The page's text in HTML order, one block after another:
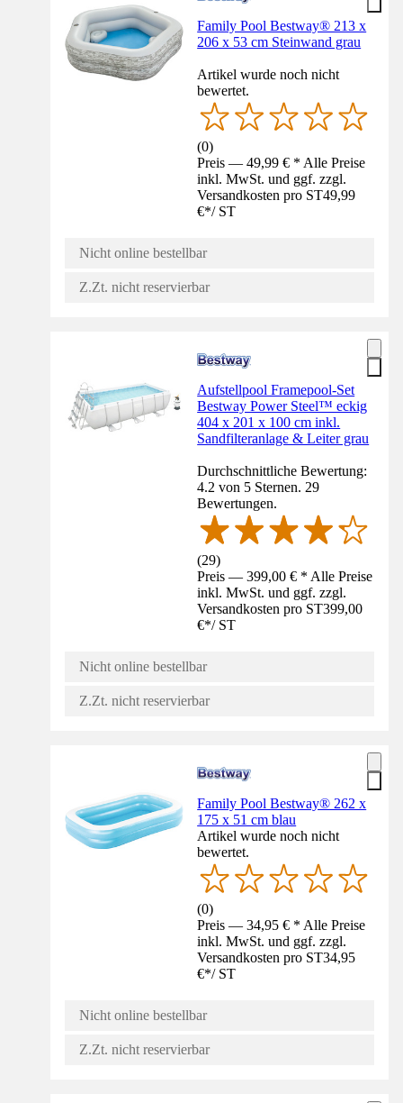
Family Pool Bestway® 213 x
206 x 53 cm Steinwand grau
Artikel wurde noch nicht
bewertet.
(0)
Preis — 49,99 € * Alle Preise
inkl. MwSt. und ggf. zzgl.
Versandkosten pro ST49,99
€*/ ST
Nicht online bestellbar
Z.Zt. nicht reservierbar
Aufstellpool Framepool-Set
Bestway Power Steel™ eckig
404 x 201 x 100 cm inkl.
Sandfilteranlage & Leiter grau
Durchschnittliche Bewertung:
4.2 von 5 Sternen. 29
Bewertungen.
(29)
Preis — 399,00 € * Alle Preise
inkl. MwSt. und ggf. zzgl.
Versandkosten pro ST399,00
€*/ ST
Nicht online bestellbar
Z.Zt. nicht reservierbar
Family Pool Bestway® 262 x
175 x 51 cm blau
Artikel wurde noch nicht
bewertet.
(0)
Preis — 34,95 € * Alle Preise
inkl. MwSt. und ggf. zzgl.
Versandkosten pro ST34,95
€*/ ST
Nicht online bestellbar
Z.Zt. nicht reservierbar